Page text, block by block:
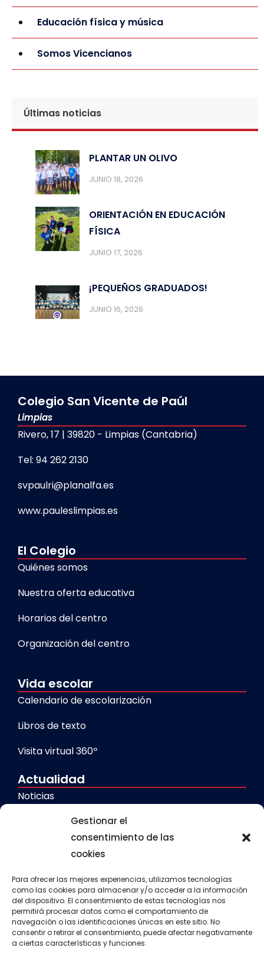
Gestionar el
consentimiento de las
cookies
Para ofrecer las mejores experiencias, utilizamos tecnologías
como las cookies para almacenar y/o acceder a la información
del dispositivo. El consentimiento de estas tecnologías nos
permitirá procesar datos como el comportamiento de
navegación o las identificaciones únicas en este sitio. No
consentir o retirar el consentimiento, puede afectar negativamente
a ciertas características y funciones.
Educación física y música
Somos Vicencianos
Últimas noticias
PLANTAR UN OLIVO
JUNIO 18, 2026
ORIENTACIÓN EN EDUCACIÓN
FÍSICA
JUNIO 17, 2026
¡PEQUEÑOS GRADUADOS!
JUNIO 16, 2026
Colegio San Vicente de Paúl
Limpias
Rivero, 17 | 39820 - Limpias (Cantabria)
Tel: 94 262 2130
svpaulri@planalfa.es
www.pauleslimpias.es
El Colegio
Quiénes somos
Nuestra oferta educativa
Horarios del centro
Organización del centro
Vida escolar
Calendario de escolarización
Libros de texto
Visita virtual 360º
Actualidad
Noticias
Comedor escolar
Calendario escolar
Transporte escolar